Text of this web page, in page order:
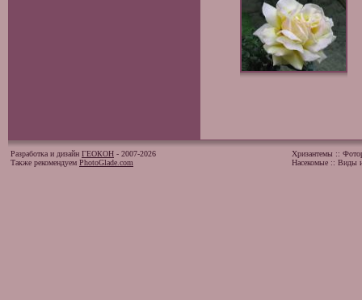
Разработка и дизайн ГЕОКОН - 2007-2026
Также рекомендуем PhotoGlade.com
Хризантемы ::
Насекомые :: Виды